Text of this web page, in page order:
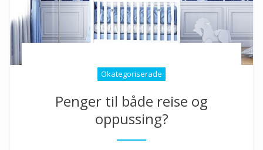
Okategoriserade
Penger til både reise og
oppussing?